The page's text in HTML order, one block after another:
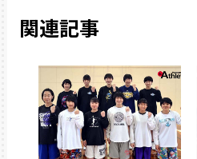
関連記事